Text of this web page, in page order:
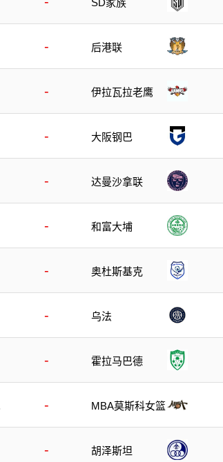
- 后港联
- 伊拉瓦拉老鹰
- 大阪钢巴
- 达曼沙拿联
- 和富大埔
- 奥杜斯基克
- 乌法
- 霍拉马巴德
- MBA莫斯科女篮
- 胡泽斯坦